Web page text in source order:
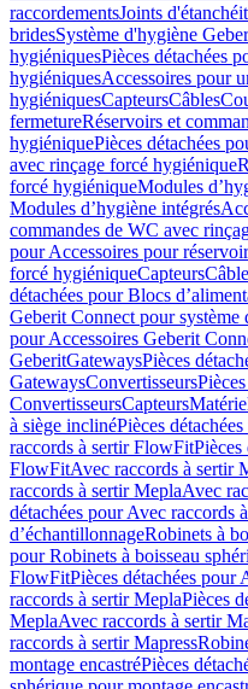
raccordementsJoints
bridesSystème d'hygiène
hygiéniquesPièces détachées
hygiéniquesAccessoires pour
hygiéniquesCapteursCâbles
fermetureRéservoirs et
hygiéniquePièces détachées
avec rinçage forcé hygiénique
forcé hygiéniqueModules
Modules d’hygiène intégrés
commandes de WC avec
pour Accessoires pour
forcé hygiéniqueCapteurs
détachées pour Blocs
Geberit Connect pour système
pour Accessoires Geberit
GeberitGatewaysPièces
GatewaysConvertisseurs
ConvertisseursCapteurs
à siège inclinéPièces
raccords à sertir FlowFitPièces
FlowFitAvec raccords à sertir
raccords à sertir MeplaAvec
détachées pour Avec raccords
d’échantillonnageRobinets à
pour Robinets à boisseau
FlowFitPièces détachées
raccords à sertir MeplaPièces
MeplaAvec raccords à sertir
raccords à sertir Mapress
montage encastréPièces